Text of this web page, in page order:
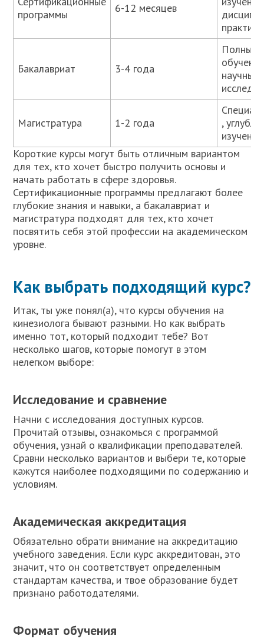
программы
6-12 месяцев
практика
Бакалавриат 3-4 года
Полный
научные
Магистратура 1-2 года
,
Короткие курсы могут быть отличным вариантом
для тех, кто хочет быстро получить основы и
начать работать в сфере здоровья.
Сертификационные программы предлагают более
глубокие знания и навыки, а бакалавриат и
магистратура подходят для тех, кто хочет
посвятить себя этой профессии на академическом
уровне.
Как выбрать подходящий курс?
Итак, ты уже понял(а), что курсы обучения на
кинезиолога бывают разными. Но как выбрать
именно тот, который подходит тебе? Вот
несколько шагов, которые помогут в этом
нелегком выборе:
Исследование и сравнение
Начни с исследования доступных курсов.
Прочитай отзывы, ознакомься с программой
обучения, узнай о квалификации преподавателей.
Сравни несколько вариантов и выбери те, которые
кажутся наиболее подходящими по содержанию и
условиям.
Академическая аккредитация
Обязательно обрати внимание на аккредитацию
учебного заведения. Если курс аккредитован, это
значит, что он соответствует определенным
стандартам качества, и твое образование будет
признано работодателями.
Формат обучения